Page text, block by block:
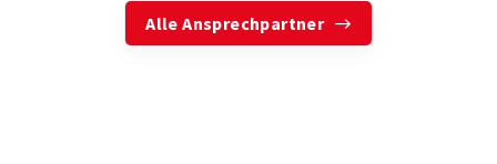
Alle Ansprechpartner